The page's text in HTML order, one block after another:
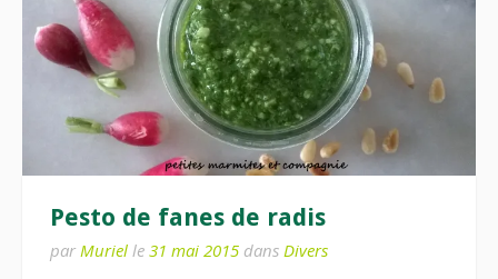
Pesto de fanes de radis
par Muriel le 31 mai 2015 dans Divers